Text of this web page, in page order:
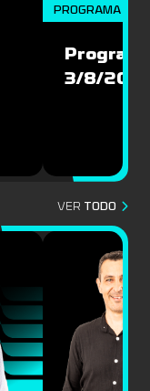
PROGRAMA
3/8/
VER TODO